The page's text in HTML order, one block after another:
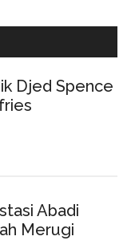
dan
Jatim
Djed Spence
Abadi
Merugi